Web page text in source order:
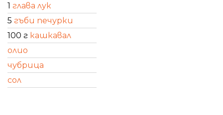
1 глава лук
5 гъби печурки
100 г кашкавал
олио
чубрица
сол